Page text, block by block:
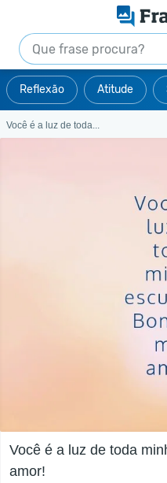
Reflexão Atitude
Você é a luz de toda...
Você é a luz de toda
amor!